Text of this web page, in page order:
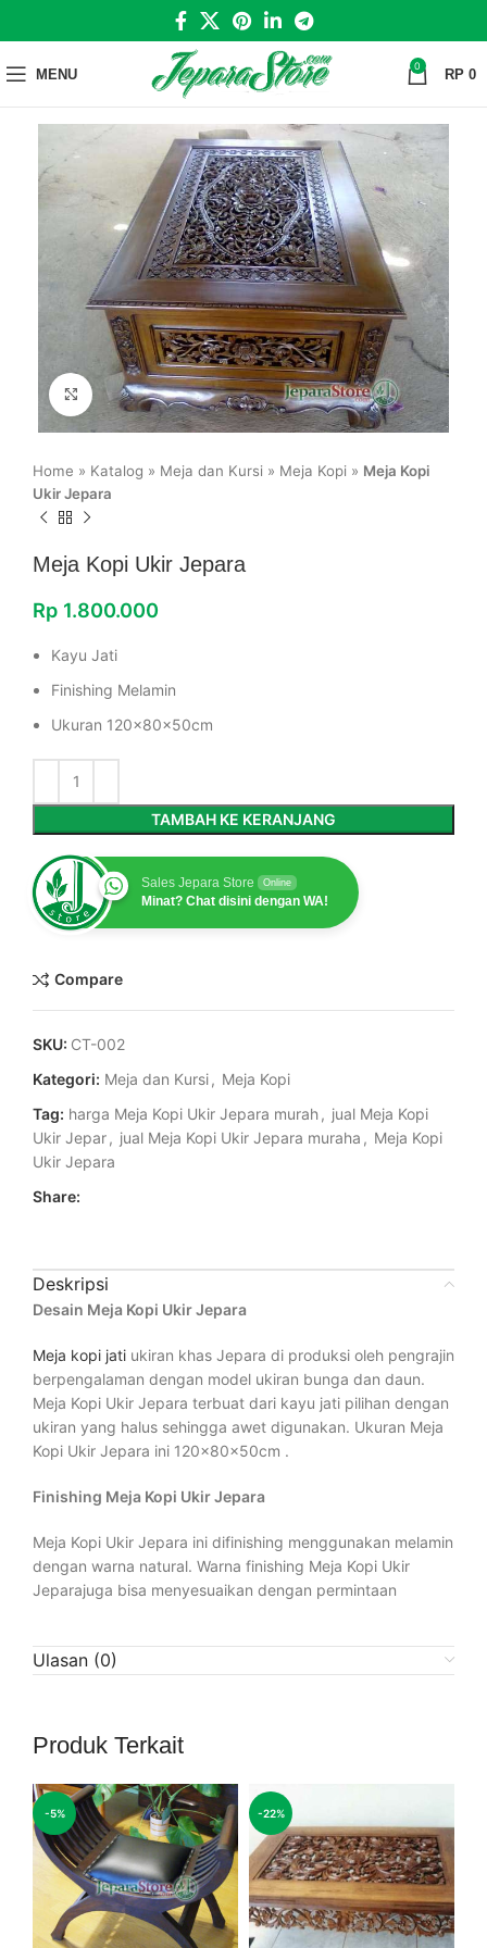
MENU 0 RP 0
Click to enlarge
Home » Katalog » Meja dan Kursi » Meja Kopi » Meja Kopi
Ukir Jepara
Meja Kopi Ukir Jepara
Rp 1.800.000
Kayu Jati
Finishing Melamin
Ukuran 120x80x50cm
TAMBAH KE KERANJANG
Sales Jepara Store Online
Minat? Chat disini dengan WA!
Compare
SKU: CT-002
Kategori: Meja dan Kursi, Meja Kopi
Tag: harga Meja Kopi Ukir Jepara murah, jual Meja Kopi
Ukir Jepar, jual Meja Kopi Ukir Jepara muraha , Meja Kopi
Ukir Jepara
Share:
Deskripsi
Desain Meja Kopi Ukir Jepara
Meja kopi jati ukiran khas Jepara di produksi oleh pengrajin
berpengalaman dengan model ukiran bunga dan daun.
Meja Kopi Ukir Jepara terbuat dari kayu jati pilihan dengan
ukiran yang halus sehingga awet digunakan. Ukuran Meja
Kopi Ukir Jepara ini 120x80x50cm .
Finishing Meja Kopi Ukir Jepara
Meja Kopi Ukir Jepara ini difinishing menggunakan melamin
dengan warna natural. Warna finishing Meja Kopi Ukir
Jeparajuga bisa menyesuaikan dengan permintaan
Ulasan (0)
Produk Terkait
-5% -22%